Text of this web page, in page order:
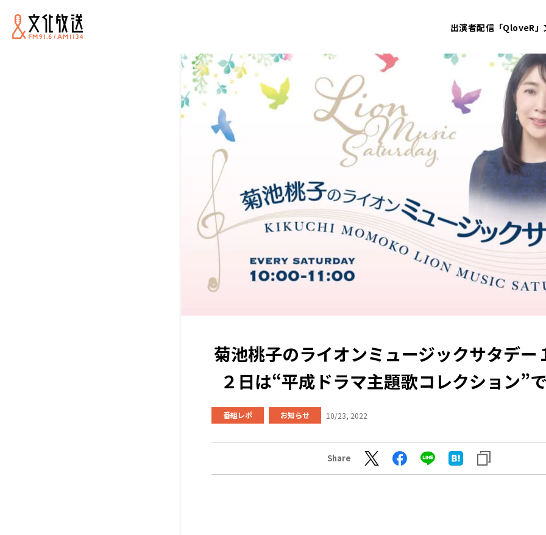
出演者配信「QloveR」
菊池桃子のライオンミュージックサタデー
２日は“平成ドラマ主題歌コレクション”
番組レポ お知らせ 10/23, 2022
Share